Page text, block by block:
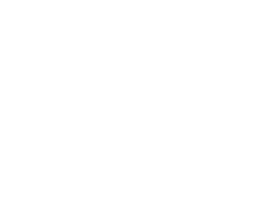
安心・安全の
現在、「工場見